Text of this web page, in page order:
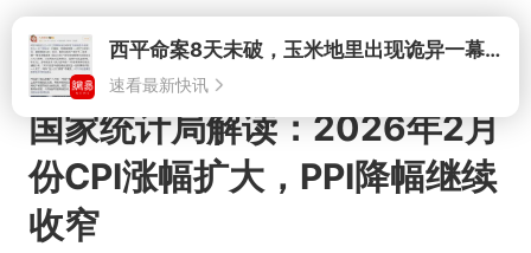
打开西平命案8天未破，玉米地里出现诡异一幕，我突然想起了欧金中
速看最新快讯
国家统计局解读：2026年2月
份CPI涨幅扩大，PPI降幅继续
收窄